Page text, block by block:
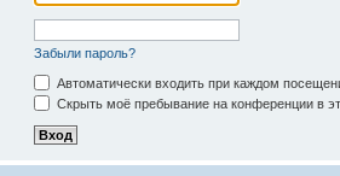
Забыли пароль?
Автоматически входить при каждом
Скрыть моё пребывание на конференции в